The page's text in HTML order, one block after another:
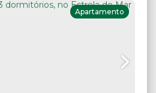
Apartamento